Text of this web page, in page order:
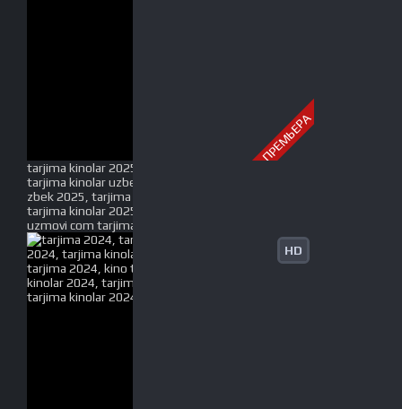
ПРЕМЬЕРА
tarjima kinolar 2025, uzbek tarjima kinolar 2025,
tarjima kinolar uzbek tilida 2025, tarjima kinolar o
zbek 2025, tarjima kinolar o zbek tilida 2025, yangi
tarjima kinolar 2025, uzmovi tarjima kinolar 2025,
uzmovi com tarjima kinolar 2025, uzbekcha t
HD